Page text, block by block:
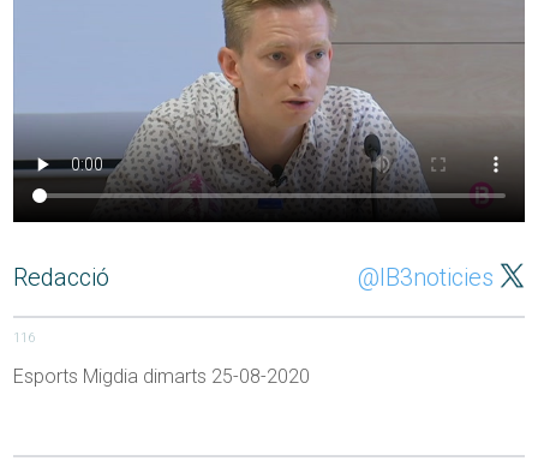
Redacció @IB3noticies
116
Esports Migdia dimarts 25-08-2020